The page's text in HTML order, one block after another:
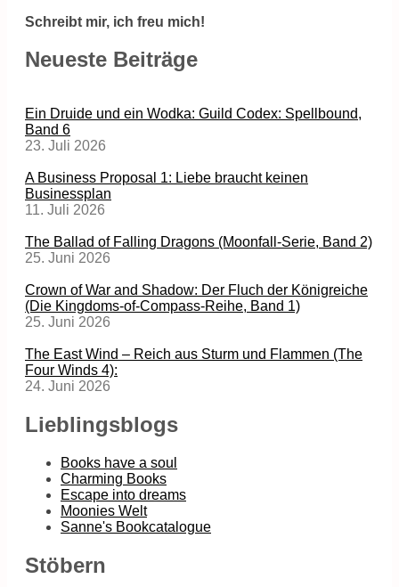
Schreibt mir, ich freu mich!
Neueste Beiträge
Ein Druide und ein Wodka: Guild Codex: Spellbound,
Band 6
23. Juli 2026
A Business Proposal 1: Liebe braucht keinen
Businessplan
11. Juli 2026
The Ballad of Falling Dragons (Moonfall-Serie, Band 2)
25. Juni 2026
Crown of War and Shadow: Der Fluch der Königreiche
(Die Kingdoms-of-Compass-Reihe, Band 1)
25. Juni 2026
The East Wind – Reich aus Sturm und Flammen (The
Four Winds 4):
24. Juni 2026
Lieblingsblogs
Books have a soul
Charming Books
Escape into dreams
Moonies Welt
Sanne's Bookcatalogue
Stöbern